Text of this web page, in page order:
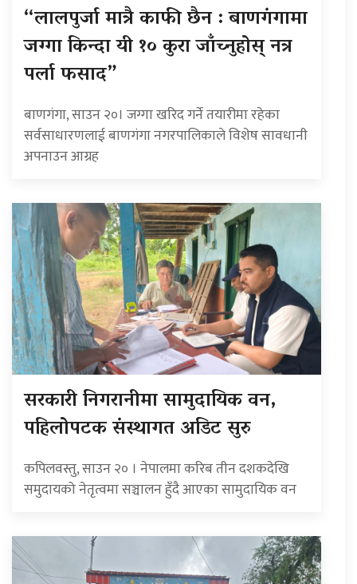
“लालपुर्जा मात्रै काफी छैन : बाणगंगामा
जग्गा किन्दा यी १० कुरा जाँच्नुहोस् नत्र
पर्ला फसाद”
बाणगंगा, साउन २०। जग्गा खरिद गर्ने तयारीमा रहेका
सर्वसाधारणलाई बाणगंगा नगरपालिकाले विशेष सावधानी
अपनाउन आग्रह
सरकारी निगरानीमा सामुदायिक वन,
पहिलोपटक संस्थागत अडिट सुरु
कपिलवस्तु, साउन २० । नेपालमा करिब तीन दशकदेखि
समुदायको नेतृत्वमा सञ्चालन हुँदै आएका सामुदायिक वन